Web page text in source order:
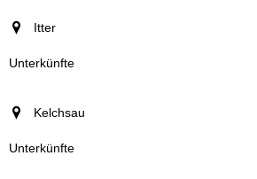
Itter
Kelchsau